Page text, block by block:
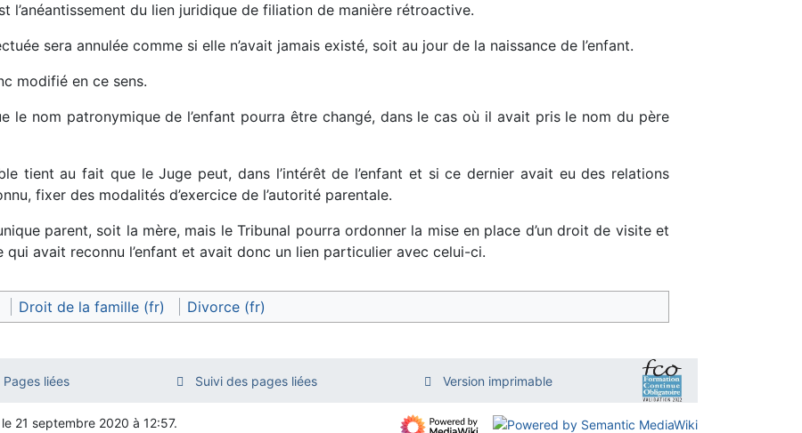
l’anéantissement du lien juridique de filiation de manière rétroactive.
sera annulée comme si elle n’avait jamais existé, soit au jour de la naissance de l’enfant.
modifié en ce sens.
le nom patronymique de l’enfant pourra être changé, dans le cas où il avait pris le nom du père
tient au fait que le Juge peut, dans l’intérêt de l’enfant et si ce dernier avait eu des relations
fixer des modalités d’exercice de l’autorité parentale.
parent, soit la mère, mais le Tribunal pourra ordonner la mise en place d’un droit de visite et
qui avait reconnu l’enfant et avait donc un lien particulier avec celui-ci.
Droit de la famille (fr) Divorce (fr)
Pages liées Suivi des pages liées Version imprimable
21 septembre 2020 à 12:57.